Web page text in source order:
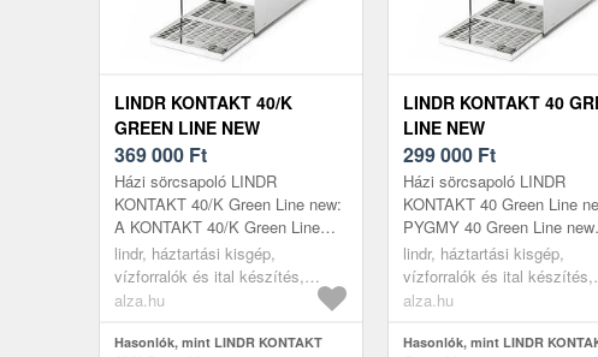
LINDR KONTAKT 40/K
GREEN LINE NEW
369 000 Ft
Házi sörcsapoló LINDR
KONTAKT 40/K Green Line new:
A KONTAKT 40/K Green Line
new italkimérő berendezés a
LINDR legkisebb italkimérői közé
tartozik,...
lindr, háztartási kisgép,
vízforralók és ital készítés,
sörcsapok
alza.hu
Hasonlók, mint LINDR KONTAKT
LINDR KONTAKT 40
LINE NEW
299 000 Ft
Házi sörcsapoló LINDR
KONTAKT 40 Green Line
PYGMY 40 Green Line new
italkimérő berendezés a
legkisebb italkimérői közé
tartozik, kompa...
lindr, háztartási kisgép,
vízforralók és ital készítés,
sörcsapok
alza.hu
Hasonlók, mint LINDR